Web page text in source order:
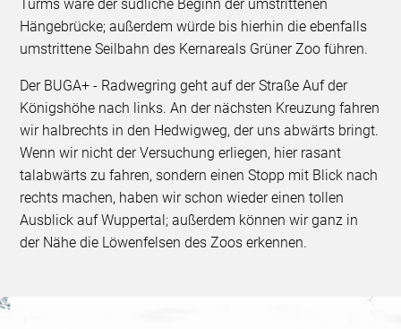
Turms wäre der südliche Beginn der umstrittenen
Hängebrücke; außerdem würde bis hierhin die ebenfalls
umstrittene Seilbahn des Kernareals Grüner Zoo führen.
Der BUGA+ - Radwegring geht auf der Straße Auf der
Königshöhe nach links. An der nächsten Kreuzung fahren
wir halbrechts in den Hedwigweg, der uns abwärts bringt.
Wenn wir nicht der Versuchung erliegen, hier rasant
talabwärts zu fahren, sondern einen Stopp mit Blick nach
rechts machen, haben wir schon wieder einen tollen
Ausblick auf Wuppertal; außerdem können wir ganz in
der Nähe die Löwenfelsen des Zoos erkennen.